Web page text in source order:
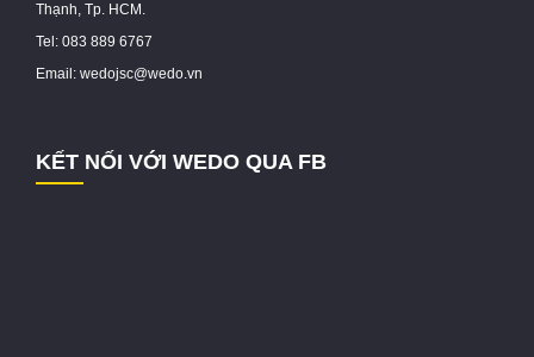
Thạnh, Tp. HCM.
Tel: 083 889 6767
Email: wedojsc@wedo.vn
KẾT NỐI VỚI WEDO QUA FB